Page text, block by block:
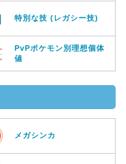
特別な技 (レガシー技)
PvPポケモン別理想個体
値
メガシンカ